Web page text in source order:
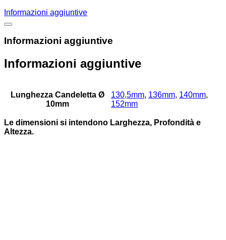
Informazioni aggiuntive
Informazioni aggiuntive
Informazioni aggiuntive
Lunghezza Candeletta Ø
10mm
130,5mm, 136mm, 140mm,
152mm
Le dimensioni si intendono Larghezza, Profondità e
Altezza.